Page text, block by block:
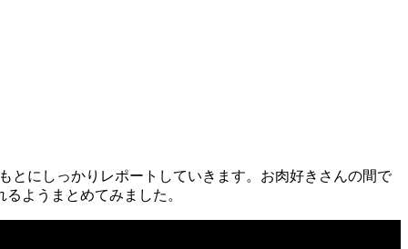
とにしっかりレポートしていきます。お肉好きさんの間で
ようまとめてみました。